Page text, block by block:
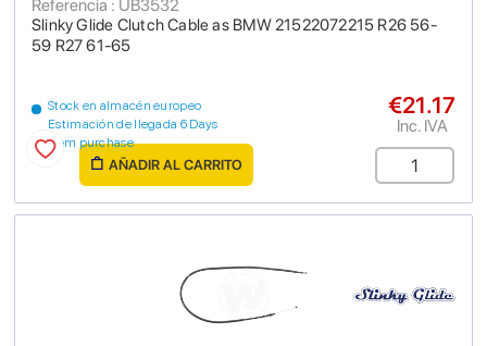
Slinky Glide Clutch Cable as BMW 21522072215 R26 56-
59 R27 61-65
Referencia : UB3532
Stock en almacén europeo
Estimación de llegada 6 Days
from purchase
€21.17
Inc. IVA
AÑADIR AL CARRITO